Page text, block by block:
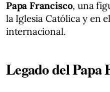
Papa Francisco, una
la Iglesia Católica y en
internacional.
Legado del Papa